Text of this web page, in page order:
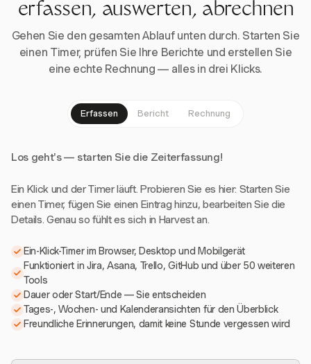
erfassen, auswerten, abrechnen
Gehen Sie den gesamten Ablauf unten durch. Starten Sie
einen Timer, prüfen Sie Ihre Berichte und erstellen Sie
eine echte Rechnung — alles in drei Klicks.
Erfassen Bericht Rechnung
Los geht's — starten Sie die Zeiterfassung!
Ein Klick und der Timer läuft. Probieren Sie es hier: Starten Sie
einen Timer, fügen Sie einen Eintrag hinzu, bearbeiten Sie die
Details. Genau so fühlt es sich in Harvest an.
Ein-Klick-Timer im Browser, Desktop und Mobilgerät
Funktioniert in Jira, Asana, Trello, GitHub und über 50 weiteren
Tools
Dauer oder Start/Ende — Sie entscheiden
Tages-, Wochen- und Kalenderansichten für den Überblick
Freundliche Erinnerungen, damit keine Stunde vergessen wird